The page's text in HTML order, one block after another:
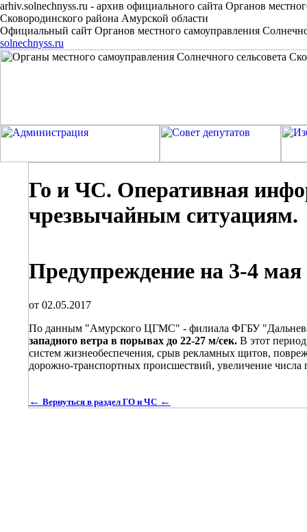
arhiv.solnechnyss.ru - архив официального сайта Органов
Сковородинского района Амурской области
Официальный сайт Органов местного самоуправления
solnechnyss.ru
Го и ЧС. Оперативная
чрезвычайным ситуациям.
Предупреждение на 3-4 мая
от 02.05.2017
По данным "Амурского ЦГМС" - филиала ФГБУ
западного ветра в порывах до 22-27 м/сек. В этот
систем жизнеобеспечения, срыв рекламных щитов,
дорожно-транспортных происшествий, увеличение
← Вернуться в раздел ГО и ЧС ←